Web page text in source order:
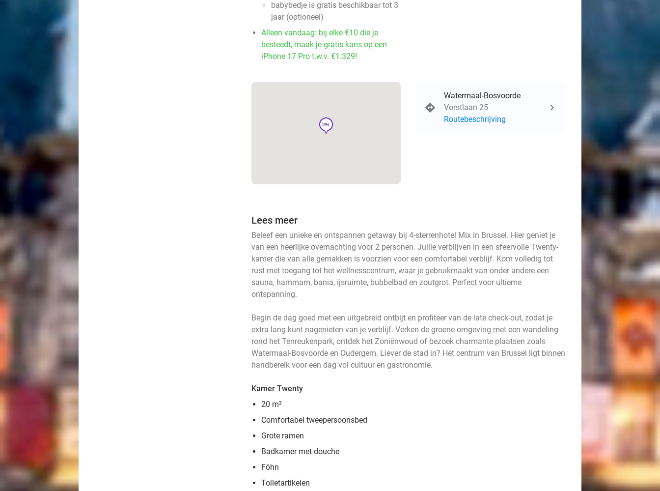
babybedje is gratis beschikbaar tot 3
jaar (optioneel)
Alleen vandaag: bij elke €10 die je
besteedt, maak je gratis kans op een
iPhone 17 Pro t.w.v. €1.329!
hotel
Watermaal-Bosvoorde
Vorstlaan 25
Routebeschrijving
Lees meer
Beleef een unieke en ontspannen getaway bij 4-sterrenhotel Mix in Brussel. Hier geniet je
van een heerlijke overnachting voor 2 personen. Jullie verblijven in een sfeervolle Twenty-
kamer die van alle gemakken is voorzien voor een comfortabel verblijf. Kom volledig tot
rust met toegang tot het wellnesscentrum, waar je gebruikmaakt van onder andere een
sauna, hammam, bania, ijsruimte, bubbelbad en zoutgrot. Perfect voor ultieme
ontspanning.
Begin de dag goed met een uitgebreid ontbijt en profiteer van de late check-out, zodat je
extra lang kunt nagenieten van je verblijf. Verken de groene omgeving met een wandeling
rond het Tenreukenpark, ontdek het Zoniënwoud of bezoek charmante plaatsen zoals
Watermaal-Bosvoorde en Oudergem. Liever de stad in? Het centrum van Brussel ligt binnen
handbereik voor een dag vol cultuur en gastronomie.
Kamer Twenty
20 m²
Comfortabel tweepersoonsbed
Grote ramen
Badkamer met douche
Föhn
Toiletartikelen